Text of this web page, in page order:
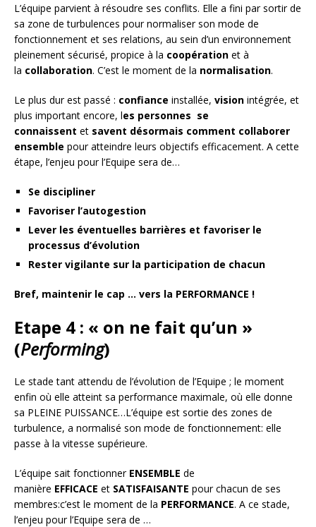
L’équipe parvient à résoudre ses conflits. Elle a fini par sortir de
sa zone de turbulences pour normaliser son mode de
fonctionnement et ses relations, au sein d’un environnement
pleinement sécurisé, propice à la coopération et à
la collaboration. C’est le moment de la normalisation.
Le plus dur est passé : confiance installée, vision intégrée, et
plus important encore, les personnes se
connaissent et savent désormais comment collaborer
ensemble pour atteindre leurs objectifs efficacement. A cette
étape, l’enjeu pour l’Equipe sera de…
Se discipliner
Favoriser l’autogestion
Lever les éventuelles barrières et favoriser le
processus d’évolution
Rester vigilante sur la participation de chacun
Bref, maintenir le cap … vers la PERFORMANCE !
Etape 4 : « on ne fait qu’un »
(Performing)
Le stade tant attendu de l’évolution de l’Equipe ; le moment
enfin où elle atteint sa performance maximale, où elle donne
sa PLEINE PUISSANCE…L’équipe est sortie des zones de
turbulence, a normalisé son mode de fonctionnement: elle
passe à la vitesse supérieure.
L’équipe sait fonctionnerENSEMBLE de
manière EFFICACE et SATISFAISANTE pour chacun de ses
membres:c’est le moment de la PERFORMANCE. A ce stade,
l’enjeu pour l’Equipe sera de …